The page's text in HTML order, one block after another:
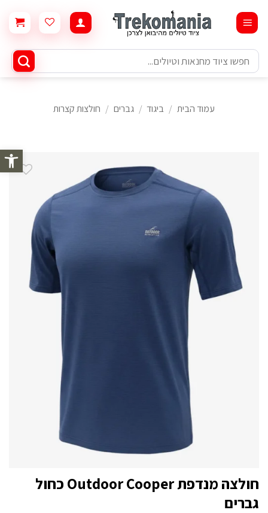
פתח
content
חיפוש
עבור:
עמוד הבית / ביגוד / גברים / חולצות קצרות
חולצה מנדפת Outdoor Cooper כחול
גברים